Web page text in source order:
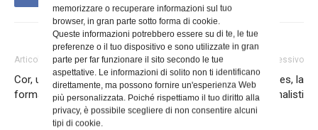
memorizzare o recuperare informazioni sul tuo
browser, in gran parte sotto forma di cookie.
Queste informazioni potrebbero essere su di te, le tue
preferenze o il tuo dispositivo e sono utilizzate in gran
parte per far funzionare il sito secondo le tue
aspettative. Le informazioni di solito non ti identificano
direttamente, ma possono fornire un'esperienza Web
più personalizzata. Poiché rispettiamo il tuo diritto alla
privacy, è possibile scegliere di non consentire alcuni
tipi di cookie.
Articolo precedente
Cor, un bando per la
formazione degli educatori
Articolo successivo
San Francesco di Sales, la
Messa con i giornalisti